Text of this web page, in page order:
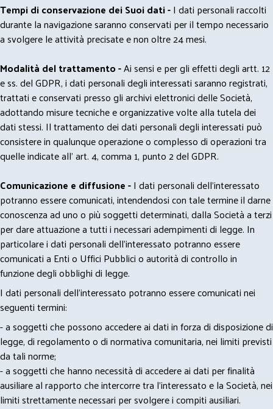
Tempi di conservazione dei Suoi dati -I dati personali raccolti
durante la navigazione saranno conservati per il tempo necessario
a svolgere le attività precisate e non oltre 24 mesi.
Modalità del trattamento -Ai sensi e per gli effetti degli artt. 12
e ss. del GDPR, i dati personali degli interessati saranno registrati,
trattati e conservati presso gli archivi elettronici delle Società,
adottando misure tecniche e organizzative volte alla tutela dei
dati stessi. Il trattamento dei dati personali degli interessati può
consistere in qualunque operazione o complesso di operazioni tra
quelle indicate all' art. 4, comma 1, punto 2 del GDPR.
Comunicazione e diffusione -I dati personali dell’interessato
potranno essere comunicati, intendendosi con tale termine il darne
conoscenza ad uno o più soggetti determinati, dalla Società a terzi
per dare attuazione a tutti i necessari adempimenti di legge. In
particolare i dati personali dell’interessato potranno essere
comunicati a Enti o Uffici Pubblici o autorità di controllo in
funzione degli obblighi di legge.
I dati personali dell’interessato potranno essere comunicati nei
seguenti termini:
- a soggetti che possono accedere ai dati in forza di disposizione di
legge, di regolamento o di normativa comunitaria, nei limiti previsti
da tali norme;
- a soggetti che hanno necessità di accedere ai dati per finalità
ausiliare al rapporto che intercorre tra l’interessato e la Società, nei
limiti strettamente necessari per svolgere i compiti ausiliari.